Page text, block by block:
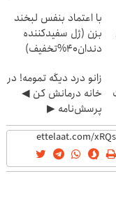
با اعتماد بنفس لبخند
بزن (ژل سفیدکننده
دندان40%تخفیف)
زانو درد دیگه تمومه! در
خانه درمانش کن ◀
پرسش‌نامه ▶